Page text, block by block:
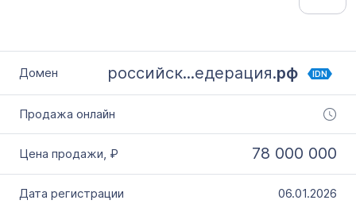
российск...едерация.рф IDN
78 000 000
06.01.2026